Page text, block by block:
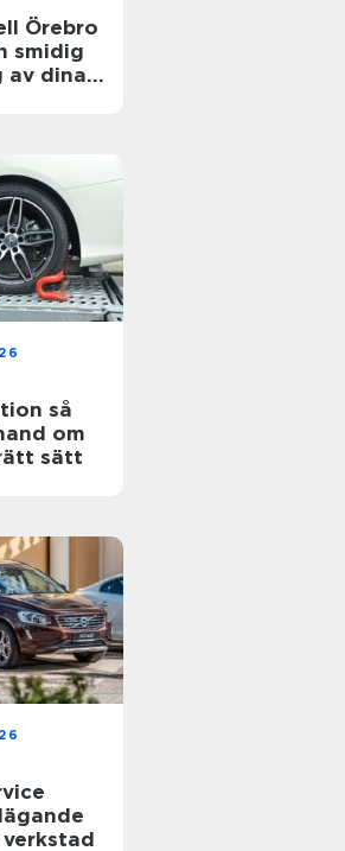
Örebro
smidig
av dina
så
om
sätt